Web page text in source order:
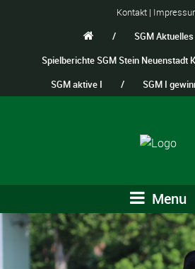
Kontakt|
/
SGM Aktuelles
Spielberichte SGM Stein Neuenstadt
SGM aktive I
/ SGM I
Menu